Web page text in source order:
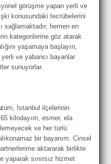
görüşme yapan yerli ve
konusundaki tecrübelerini
sağlamaktadır, hemen en
kategorilerine göz atarak
yaşamaya başlayın,
ve yabancı bayanlar
sunuyorlar.
üm, İstanbul ilçelerinin
kilodayım, esmer, ela
ve her türlü
bir bayanım. Cinsel
aktararak birlikte
yaparak sınırsız hizmet